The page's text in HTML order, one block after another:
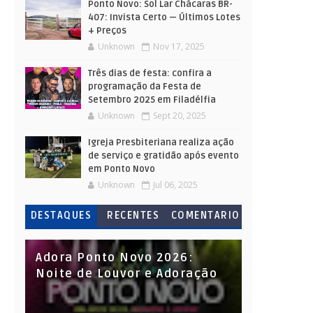
Ponto Novo: Sol Lar Chácaras BR-
407: Invista Certo — Últimos Lotes
+ Preços
Unknown Nov 17, 2025
Três dias de festa: confira a
programação da Festa de
Setembro 2025 em Filadélfia
Unknown Sept 20, 2025
Igreja Presbiteriana realiza ação
de serviço e gratidão após evento
em Ponto Novo
Unknown Jul 06, 2025
DESTAQUES RECENTES
COMENTARIO
S
Adora Ponto Novo 2026:
Noite de Louvor e Adoração